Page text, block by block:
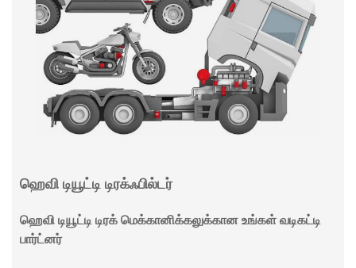
ஹெவி டியூட்டி டிரக்ஃபில்டர்
ஹெவி டியூட்டி டிரக் மெக்கானிக்கலுக்கான உங்கள் வடிகட்டி
பார்ட்னர்